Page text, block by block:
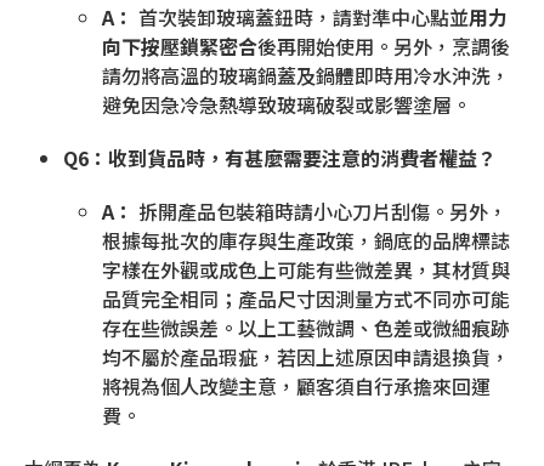
A： 首次裝卸玻璃蓋鈕時，請對準中心點並用力
向下按壓鎖緊密合後再開始使用。另外，烹調後
請勿將高溫的玻璃鍋蓋及鍋體即時用冷水沖洗，
避免因急冷急熱導致玻璃破裂或影響塗層。
Q6：收到貨品時，有甚麼需要注意的消費者權益？
A： 拆開產品包裝箱時請小心刀片刮傷。另外，
根據每批次的庫存與生產政策，鍋底的品牌標誌
字樣在外觀或成色上可能有些微差異，其材質與
品質完全相同；產品尺寸因測量方式不同亦可能
存在些微誤差。以上工藝微調、色差或微細痕跡
均不屬於產品瑕疵，若因上述原因申請退換貨，
將視為個人改變主意，顧客須自行承擔來回運
費。